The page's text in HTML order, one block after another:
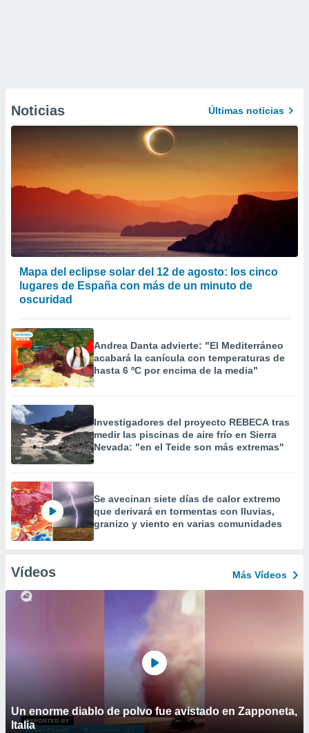
Noticias Últimas noticias
Mapa del eclipse solar del 12 de agosto: los cinco
lugares de España con más de un minuto de
oscuridad
Andrea Danta advierte: "El Mediterráneo
acabará la canícula con temperaturas de
hasta 6 ºC por encima de la media"
Investigadores del proyecto REBECA tras
medir las piscinas de aire frío en Sierra
Nevada: "en el Teide son más extremas"
Se avecinan siete días de calor extremo
que derivará en tormentas con lluvias,
granizo y viento en varias comunidades
Vídeos Más Vídeos
Un enorme diablo de polvo fue avistado en Zapponeta,
Italia